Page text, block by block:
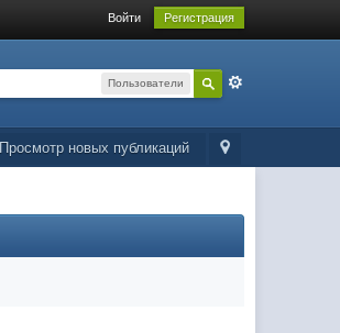
Войти Регистрация
Пользователи
Просмотр новых публикаций